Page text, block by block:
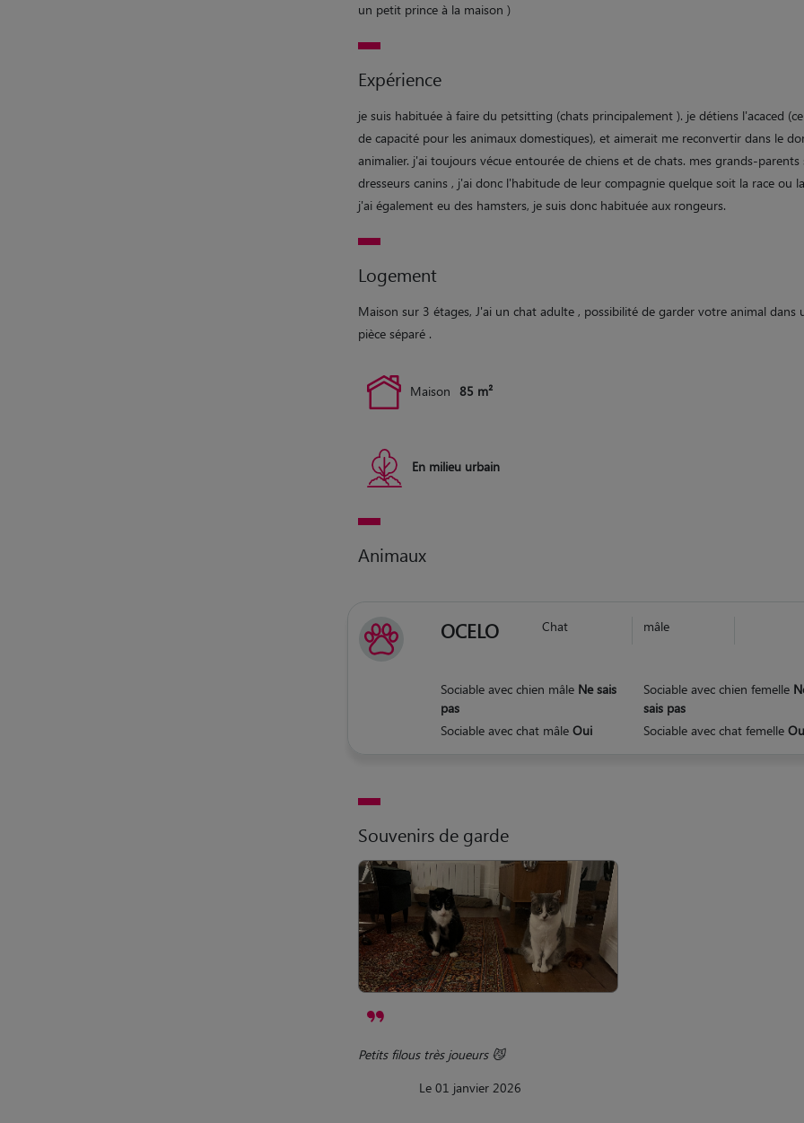
un petit prince à la maison )
Expérience
je suis habituée à faire du petsitting (chats principalement ). je détiens l'acaced
de capacité pour les animaux domestiques), et aimerait me reconvertir dans le
animalier. j'ai toujours vécue entourée de chiens et de chats. mes grands-parents
dresseurs canins , j'ai donc l'habitude de leur compagnie quelque soit la race ou
j'ai également eu des hamsters, je suis donc habituée aux rongeurs.
Logement
Maison sur 3 étages, J'ai un chat adulte , possibilité de garder votre animal dans
pièce séparé .
Maison 85 m²
En milieu urbain
Animaux
OCELO Chat mâle
Sociable avec chien mâle Ne sais
pas
Sociable avec chien femelle
sais pas
Sociable avec chat mâle Oui Sociable avec chat femelle
Souvenirs de garde
Petits filous très joueurs 😼
Le 01 janvier 2026